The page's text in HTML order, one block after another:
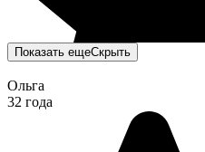
Показать ещеСкрыть
Ольга
32 года